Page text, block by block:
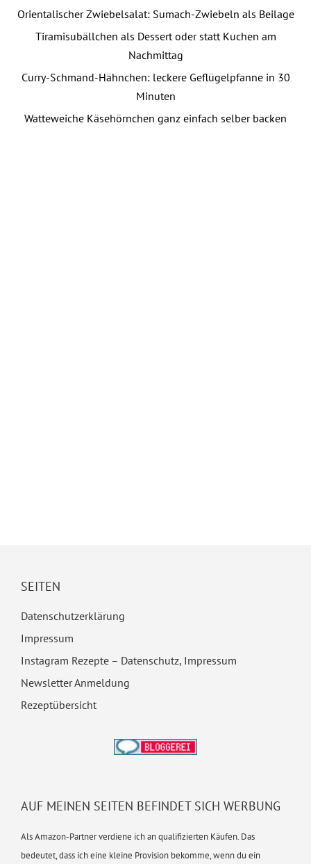
Orientalischer Zwiebelsalat: Sumach-Zwiebeln als Beilage
Tiramisubällchen als Dessert oder statt Kuchen am
Nachmittag
Curry-Schmand-Hähnchen: leckere Geflügelpfanne in 30
Minuten
Watteweiche Käsehörnchen ganz einfach selber backen
SEITEN
Datenschutzerklärung
Impressum
Instagram Rezepte – Datenschutz, Impressum
Newsletter Anmeldung
Rezeptübersicht
AUF MEINEN SEITEN BEFINDET SICH WERBUNG
Als Amazon-Partner verdiene ich an qualifizierten Käufen. Das
bedeutet, dass ich eine kleine Provision bekomme, wenn du ein